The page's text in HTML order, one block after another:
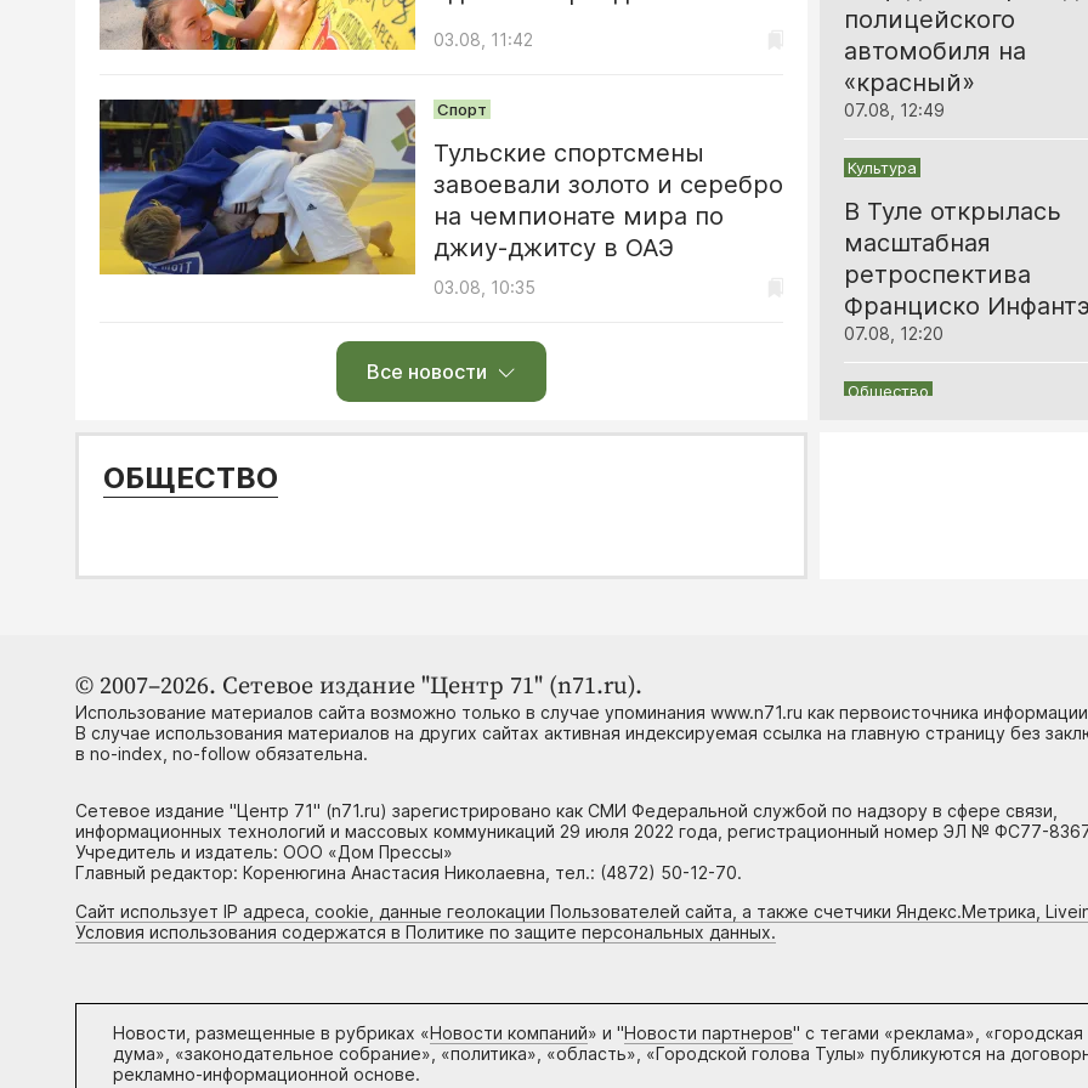
03.08, 11:42
Спорт
Тульские спортсмены
завоевали золото и серебро
на чемпионате мира по
джиу-джитсу в ОАЭ
03.08, 10:35
Все новости
полицейского
автомобиля на
«красный»
07.08, 12:49
Культура
В Туле открылась
масштабная
ретроспектива
Франциско
07.08, 12:20
Общество
в Тульской области
07.08, 11:19
Спорт
Тульские
чемпионата мира
Культура
Туляков
ОБЩЕСТВО
© 2007–2026. Сетевое издание "Центр 71" (n71.ru).
Использование материалов сайта возможно только в случае упоминания www.n71.ru как первоисточника
В случае использования материалов на других сайтах активная индексируемая ссылка на главную страницу без
в no-index, no-follow обязательна.
Сетевое издание "Центр 71" (n71.ru) зарегистрировано как СМИ Федеральной службой по надзору в сфере связи,
информационных технологий и массовых коммуникаций 29 июля 2022 года, регистрационный номер ЭЛ № ФС77-
Учредитель и издатель: ООО «Дом Прессы»
Главный редактор: Коренюгина Анастасия Николаевна, тел.: (4872) 50-12-70.
Сайт использует IP адреса, cookie, данные геолокации Пользователей сайта, а также счетчики Яндекс.Метрика,
Условия использования содержатся в Политике по защите персональных данных.
Новости, размещенные в рубриках «Новости компаний» и "Новости партнеров" с тегами «реклама», «городская
дума», «законодательное собрание», «политика», «область», «Городской голова Тулы» публикуются на
рекламно-информационной основе.